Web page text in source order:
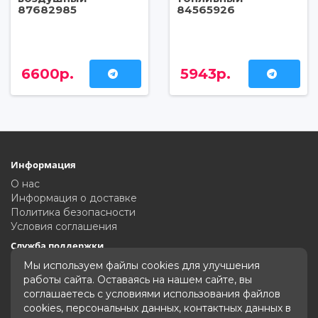
87682985
6600р.
84565926
5943р.
Информация
О нас
Информация о доставке
Политика безопасности
Условия соглашения
Служба поддержки
Связаться с нами
Карта сайта
Дополнительно
Мы используем файлы cookies для улучшения
работы сайта. Оставаясь на нашем сайте, вы
соглашаетесь с условиями использования файлов
cookies, персональных данных, контактных данных в